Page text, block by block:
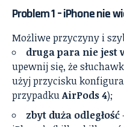
Problem 1 – iPhone nie
Możliwe przyczyny i
druga para nie jest
upewnij się, że
użyj przycisku
przypadkuAirPods 4);
zbyt duża odległość